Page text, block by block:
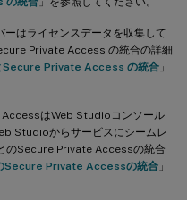
ーはライセンスデータを収集して
Private Access の統合の詳細
Secure Private Access の統合 」
はWeb Studioコンソール
Studioからサービスにシームレ
のSecure Private Accessの統合
Secure Private Accessの統合 」